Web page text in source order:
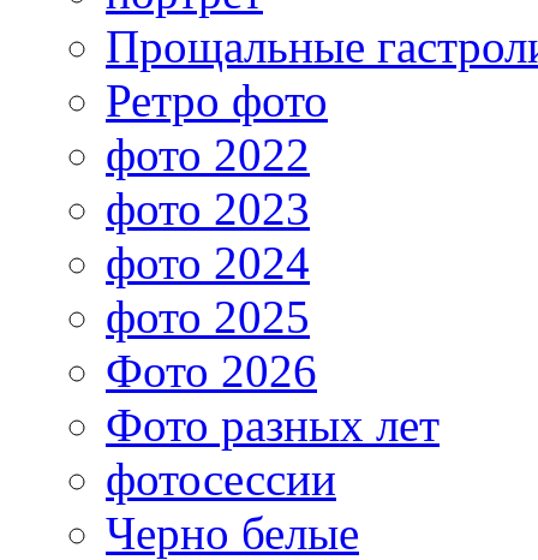
Прощальные
Ретро фото
фото 2022
фото 2023
фото 2024
фото 2025
Фото 2026
Фото разных лет
фотосессии
Черно белые